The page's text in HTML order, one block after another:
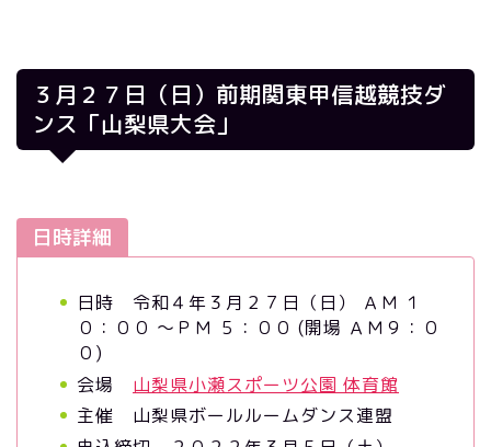
３月２７日（日）前期関東甲信越競技ダ
ンス「山梨県大会」
日時詳細
日時 令和４年３月２７日（日） ＡＭ １
０：００ ～ＰＭ ５：００ (開場 ＡＭ９：０
０)
会場 山梨県小瀬スポーツ公園 体育館
主催 山梨県ボールルームダンス連盟